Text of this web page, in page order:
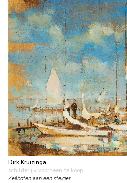
Dirk Kruizinga
schilderij • voorheen te koop
Zeilboten aan een steiger